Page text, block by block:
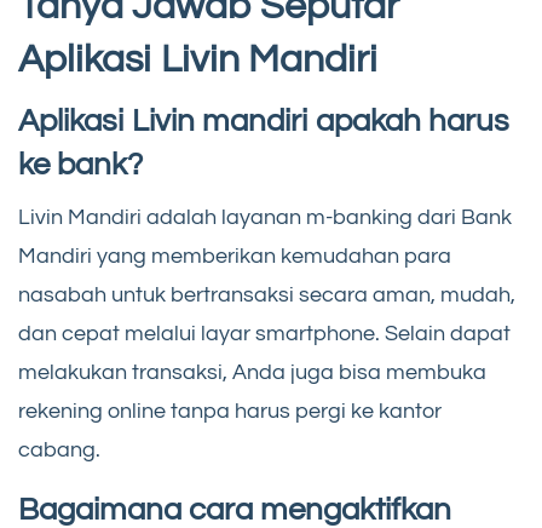
Aplikasi Livin Mandiri
Aplikasi Livin mandiri apakah harus
ke bank?
Livin Mandiri adalah layanan m-banking dari Bank
Mandiri yang memberikan kemudahan para
nasabah untuk bertransaksi secara aman, mudah,
dan cepat melalui layar smartphone. Selain dapat
melakukan transaksi, Anda juga bisa membuka
rekening online tanpa harus pergi ke kantor
cabang.
Bagaimana cara mengaktifkan